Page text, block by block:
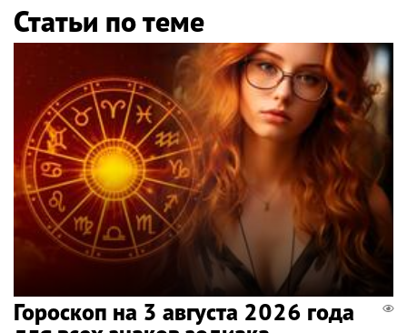
Статьи по теме
Гороскоп на 3 августа 2026 года